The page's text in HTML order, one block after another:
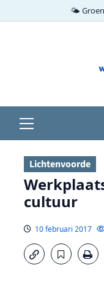
🌤️
menu
Lichtenvoorde
cultuur
10 februari 2017